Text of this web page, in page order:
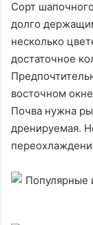
Сорт
долго
несколько
достаточное
восточном
Почва нужна
дренируемая.